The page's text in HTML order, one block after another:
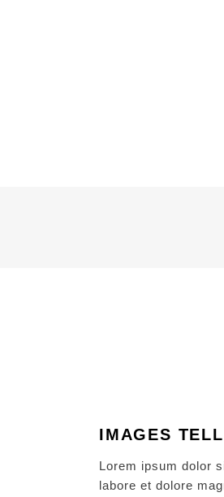
IMAGES
Lorem ipsum dolor
labore et dolore